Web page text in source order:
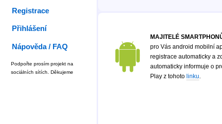
MAJITELÉ
pro Vás android mobilní
registrace automaticky a
automaticky informuje o
Play z tohoto linku
Registrace
Přihlášení
Nápověda / FAQ
Podpořte prosím projekt na
sociálních sítích. Děkujeme